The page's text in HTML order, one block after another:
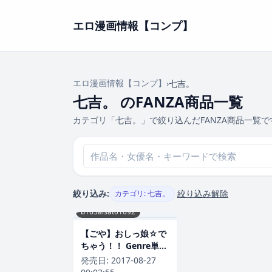
エロ漫画情報【コンプ】
エロ漫画情報【コンプ】 ›七吉。
七吉。 のFANZA商品一覧
カテゴリ「七吉。」で絞り込んだFANZA商品一覧で
絞り込み: カテゴリ: 七吉。 絞り込み解除
b165aisat01092
【ごや】おしっ娘☆で
ちゃう！！ Genre単行
本 評価1.71
発売日: 2017-08-27